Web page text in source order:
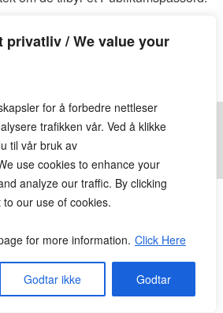
privatliv / We value your
for å forbedre nettleser
trafikken vår. Ved å klikke
til vår bruk av
use cookies to enhance your
analyze our traffic. By clicking
our use of cookies.
for more information. Click Here
Godtar ikke Godtar
All Rights Reserved.